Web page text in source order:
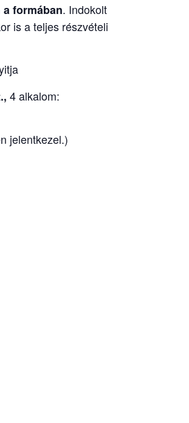
formában. Indokolt
is a teljes részvételi
4 alkalom:
jelentkezel.)